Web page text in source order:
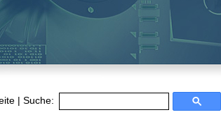
| Suche: